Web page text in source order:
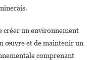
créer un environnement
œuvre et de maintenir un
comprenant